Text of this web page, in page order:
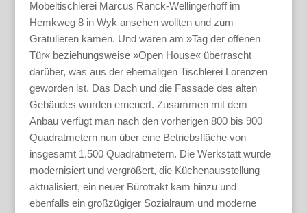
Möbeltischlerei Marcus Ranck-Wellingerhoff im
Hemkweg 8 in Wyk ansehen wollten und zum
Gratulieren kamen. Und waren am »Tag der offenen
Tür« beziehungsweise »Open House« überrascht
darüber, was aus der ehemaligen Tischlerei Lorenzen
geworden ist. Das Dach und die Fassade des alten
Gebäudes wurden erneuert. Zusammen mit dem
Anbau verfügt man nach den vorherigen 800 bis 900
Quadratmetern nun über eine Betriebsfläche von
insgesamt 1.500 Quadratmetern. Die Werkstatt wurde
modernisiert und vergrößert, die Küchenausstellung
aktualisiert, ein neuer Bürotrakt kam hinzu und
ebenfalls ein großzügiger Sozialraum und moderne